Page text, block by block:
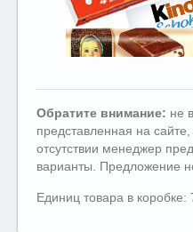
Обратите внимание: не
представленная на
отсутствии менеджер
варианты. Предложение
Единиц товара в коробке: